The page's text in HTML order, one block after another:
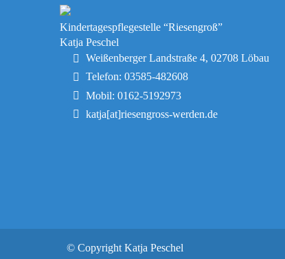
Kindertagespflegestelle “Riesengroß”
Katja Peschel
Weißenberger Landstraße 4, 02708 Löbau
Telefon: 03585-482608
Mobil: 0162-5192973
katja[at]riesengross-werden.de
© Copyright Katja Peschel